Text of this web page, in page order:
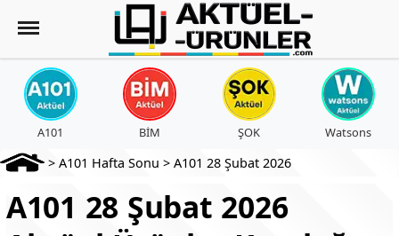
A101 BİM ŞOK Watsons
> A101 Hafta Sonu > A101 28 Şubat 2026
A101 28 Şubat 2026